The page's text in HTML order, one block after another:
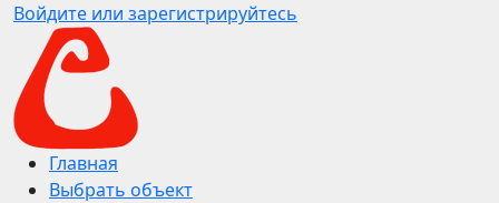
Войдите или зарегистрируйтесь
Главная
Выбрать объект